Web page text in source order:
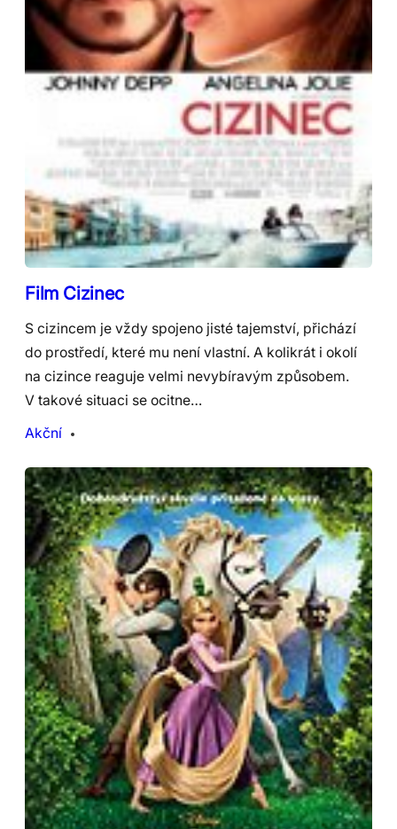
Film Cizinec
S cizincem je vždy spojeno jisté tajemství, přichází
do prostředí, které mu není vlastní. A kolikrát i okolí
na cizince reaguje velmi nevybíravým způsobem.
V takové situaci se ocitne…
Akční